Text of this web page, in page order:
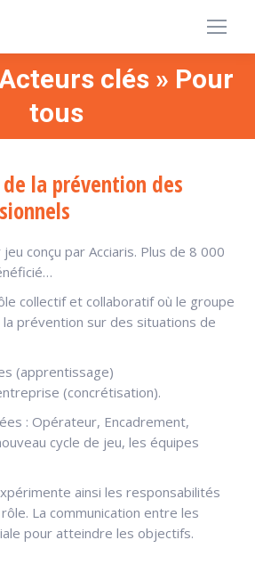
clés » Pour
tous
la prévention des
conçu par Acciaris. Plus de 8 000
collectif et collaboratif où le groupe
prévention sur des situations de
(apprentissage)
(concrétisation).
: Opérateur, Encadrement,
cycle de jeu, les équipes
ainsi les responsabilités
La communication entre les
pour atteindre les objectifs.